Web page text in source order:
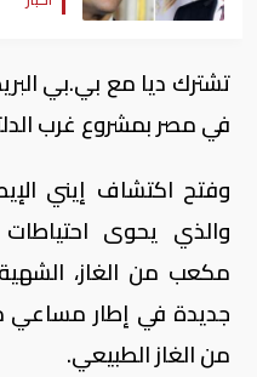
تشترك ديا مع بي.بي
في مصر بمشروع غرب
والذي يحوى احتياطات
مكعب من الغاز،
جديدة في إطار مساعي
من الغاز الطبيعي.